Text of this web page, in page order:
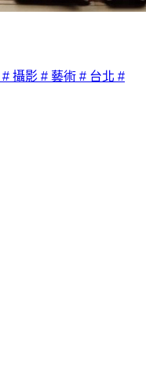
# 攝影 # 藝術 # 台北 #